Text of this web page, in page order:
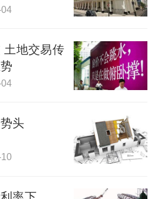
土地交易传
头